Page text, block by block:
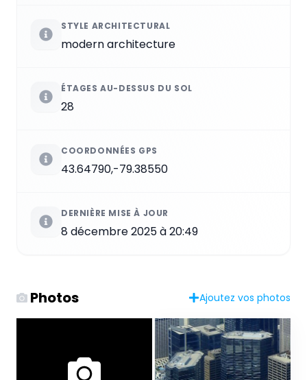
STYLE ARCHITECTURAL
modern architecture
ÉTAGES AU-DESSUS DU SOL
28
COORDONNÉES GPS
43.64790,-79.38550
DERNIÈRE MISE À JOUR
8 décembre 2025 à 20:49
Photos Ajoutez vos photos